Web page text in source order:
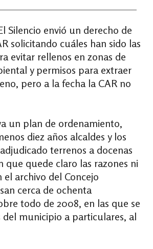
Silencio envió un derecho de
solicitando cuáles han sido las
evitar rellenos en zonas de
y permisos para extraer
pero a la fecha la CAR no
un plan de ordenamiento,
diez años alcaldes y los
terrenos a docenas
que quede claro las razones ni
archivo del Concejo
cerca de ochenta
todo de 2008, en las que se
del municipio a particulares, al